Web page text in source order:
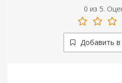
0 из 5.
Добавить в